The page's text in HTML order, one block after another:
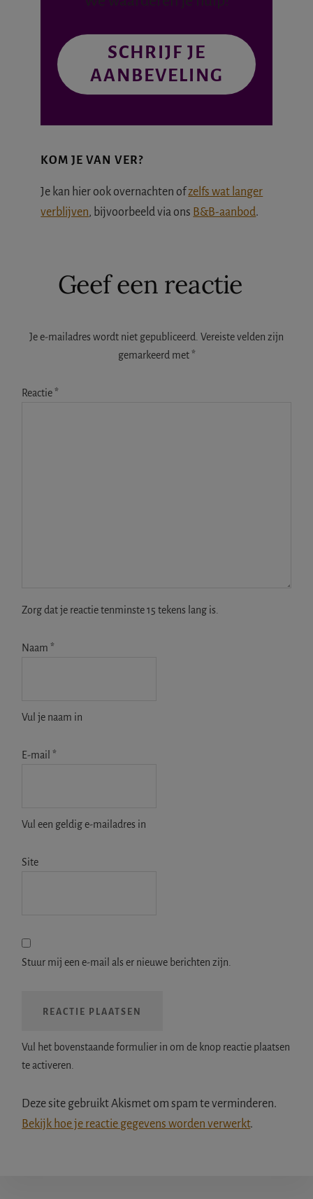
SCHRIJF JE
AANBEVELING
KOM JE VAN VER?
Je kan hier ook overnachten ofzelfs wat langer
verblijven, bijvoorbeeld via ons B&B-aanbod.
Lees
Interacties
Geef een reactie
Je e-mailadres wordt niet gepubliceerd. Vereiste velden zijn
gemarkeerd met *
Reactie *
Zorg dat je reactie tenminste 15 tekens lang is.
Naam *
Vul je naam in
E-mail *
Vul een geldig e-mailadres in
Site
Stuur mij een e-mail als er nieuwe berichten zijn.
Vul het bovenstaande formulier in om de knop reactie plaatsen
te activeren.
Deze site gebruikt Akismet om spam te verminderen.
Bekijk hoe je reactie gegevens worden verwerkt.